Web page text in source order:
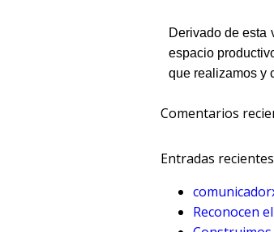
Derivado de esta
espacio
que realizamos y
Comentarios
Entradas recientes
Reconocen